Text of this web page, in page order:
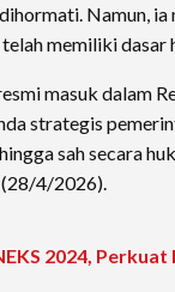
Namun,
memiliki dasar
masuk dalam
strategis
sah secara
(28/4/2026).
2024, Perkuat